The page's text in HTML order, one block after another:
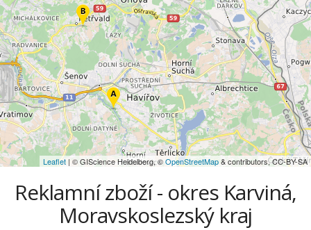
Leaflet | © GIScience Heidelberg, ©OpenStreetMap& contributors, CC-BY-SA
Reklamní zboží - okres Karviná,
Moravskoslezský kraj